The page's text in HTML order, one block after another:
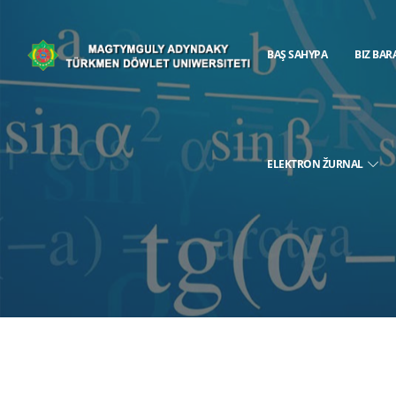
BAŞ SAHYPA BIZ
ELEKTRON ŽURNAL